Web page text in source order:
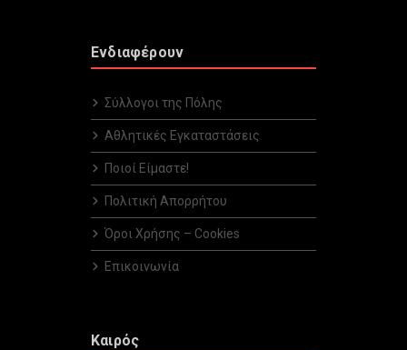
Ενδιαφέρουν
Σύλλογοι της Πόλης
Αθλητικές Εγκαταστάσεις
Ποιοί Είμαστε!
Πολιτική Απορρήτου
Όροι Χρήσης – Cookies
Επικοινωνία
Καιρός